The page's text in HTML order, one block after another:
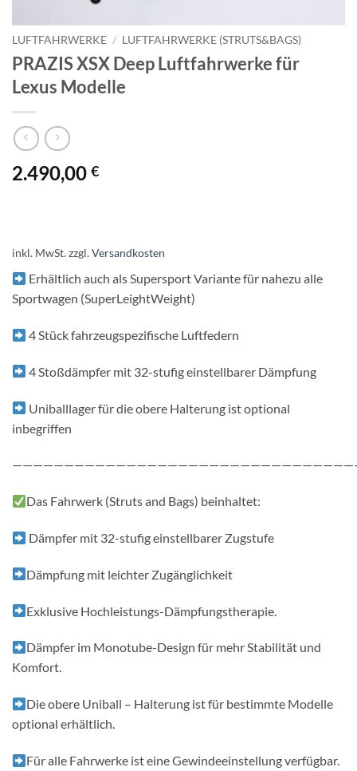
LUFTFAHRWERKE / LUFTFAHRWERKE (STRUTS&BAGS)
PRAZIS XSX Deep Luftfahrwerke für
Lexus Modelle
2.490,00 €
inkl. MwSt.zzgl.Versandkosten
Erhältlich auch als Supersport Variante für nahezu alle
Sportwagen (SuperLeightWeight)
4 Stück fahrzeugspezifische Luftfedern
4 Stoßdämpfer mit 32-stufig einstellbarer Dämpfung
Uniballlager für die obere Halterung ist optional
inbegriffen
Das Fahrwerk (Struts and Bags) beinhaltet:
Dämpfer mit 32-stufig einstellbarer Zugstufe
Dämpfung mit leichter Zugänglichkeit
Exklusive Hochleistungs-Dämpfungstherapie.
Dämpfer im Monotube-Design für mehr Stabilität und
Komfort.
Die obere Uniball – Halterung ist für bestimmte Modelle
optional erhältlich.
Für alle Fahrwerke ist eine Gewindeeinstellung verfügbar.